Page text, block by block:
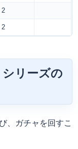
2
2
リーズの
、ガチャを回すこ